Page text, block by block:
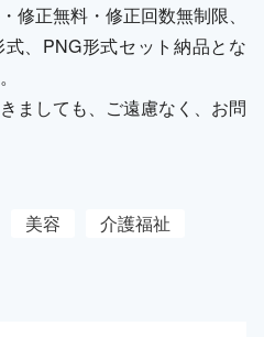
修正無料・修正回数無制限、
、PNG形式セット納品とな
ましても、ご遠慮なく、お問
美容
介護福祉